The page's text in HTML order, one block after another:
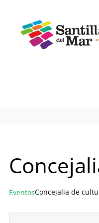
EventosConcejalia de